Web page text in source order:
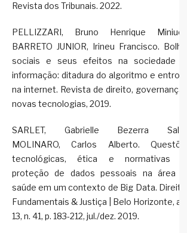
Revista dos Tribunais. 2022.
PELLIZZARI, Bruno Henrique Miniuchi;
BARRETO JUNIOR, Irineu Francisco. Bolhas
sociais e seus efeitos na sociedade da
informação: ditadura do algoritmo e entropia
na internet. Revista de direito, governança e
novas tecnologias, 2019.
SARLET, Gabrielle Bezerra Sales;
MOLINARO, Carlos Alberto. Questões
tecnológicas, ética e normativas da
proteção de dados pessoais na área da
saúde em um contexto de Big Data. Direitos
Fundamentais & Justiça | Belo Horizonte, ano
13, n. 41, p. 183-212, jul./dez. 2019.